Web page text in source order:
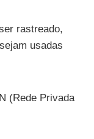
rastreado,
usadas
(Rede Privada